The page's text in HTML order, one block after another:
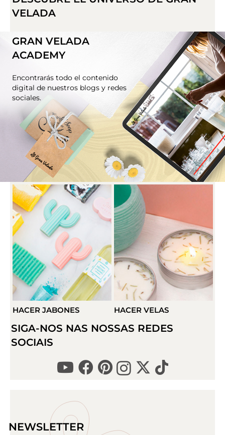
VELADA
GRAN VELADA
ACADEMY
Encontrarás todo el contenido
digital de nuestros blogs y redes
sociales.
HACER JABONES HACER VELAS
SIGA-NOS NAS NOSSAS REDES
SOCIAIS
NEWSLETTER